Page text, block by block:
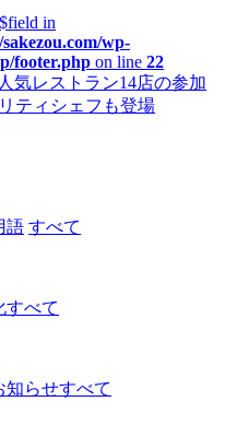
in
wp-
footer.php on line 22
気レストラン14店の参加
ティシェフも登場
語 すべて
すべて
知らせすべて